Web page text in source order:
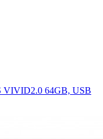
VIVID2.0 64GB, USB